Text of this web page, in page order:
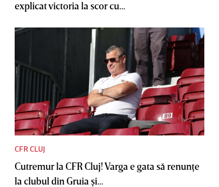
explicat victoria la scor cu...
CFR CLUJ
Cutremur la CFR Cluj! Varga e gata să renunţe
la clubul din Gruia şi...